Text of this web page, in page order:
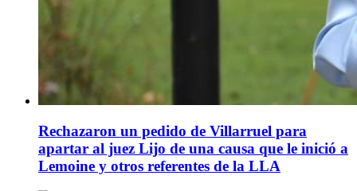
Rechazaron un pedido de Villarruel para
apartar al juez Lijo de una causa que le inició a
Lemoine y otros referentes de la LLA